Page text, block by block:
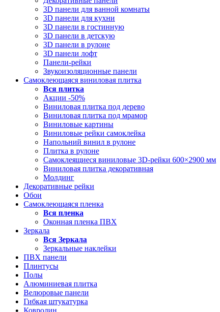
3D панели для ванной комнаты
3D панели для кухни
3D панели в гостинную
3D панели в детскую
3D панели в рулоне
3D панели лофт
Панели-рейки
Звукоизоляционные панели
Самоклеющаяся виниловая плитка
Вся плитка
Акции -50%
Виниловая плитка под дерево
Виниловая плитка под мрамор
Виниловые картины
Виниловые рейки самоклейка
Напольний винил в рулоне
Плитка в рулоне
Самоклеящиеся виниловые 3D‑рейки 600×2900 мм
Виниловая плитка декоративная
Молдинг
Декоративные рейки
Обои
Самоклеющаяся пленка
Вся пленка
Оконная пленка ПВХ
Зеркала
Вся Зеркала
Зеркальные наклейки
ПВХ панели
Плинтусы
Полы
Алюминиевая плитка
Велюровые панели
Гибкая штукатурка
Ковролин